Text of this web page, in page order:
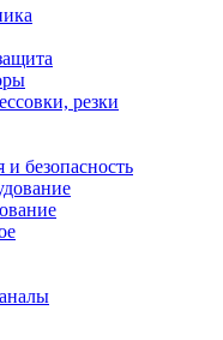
резки
безопасность